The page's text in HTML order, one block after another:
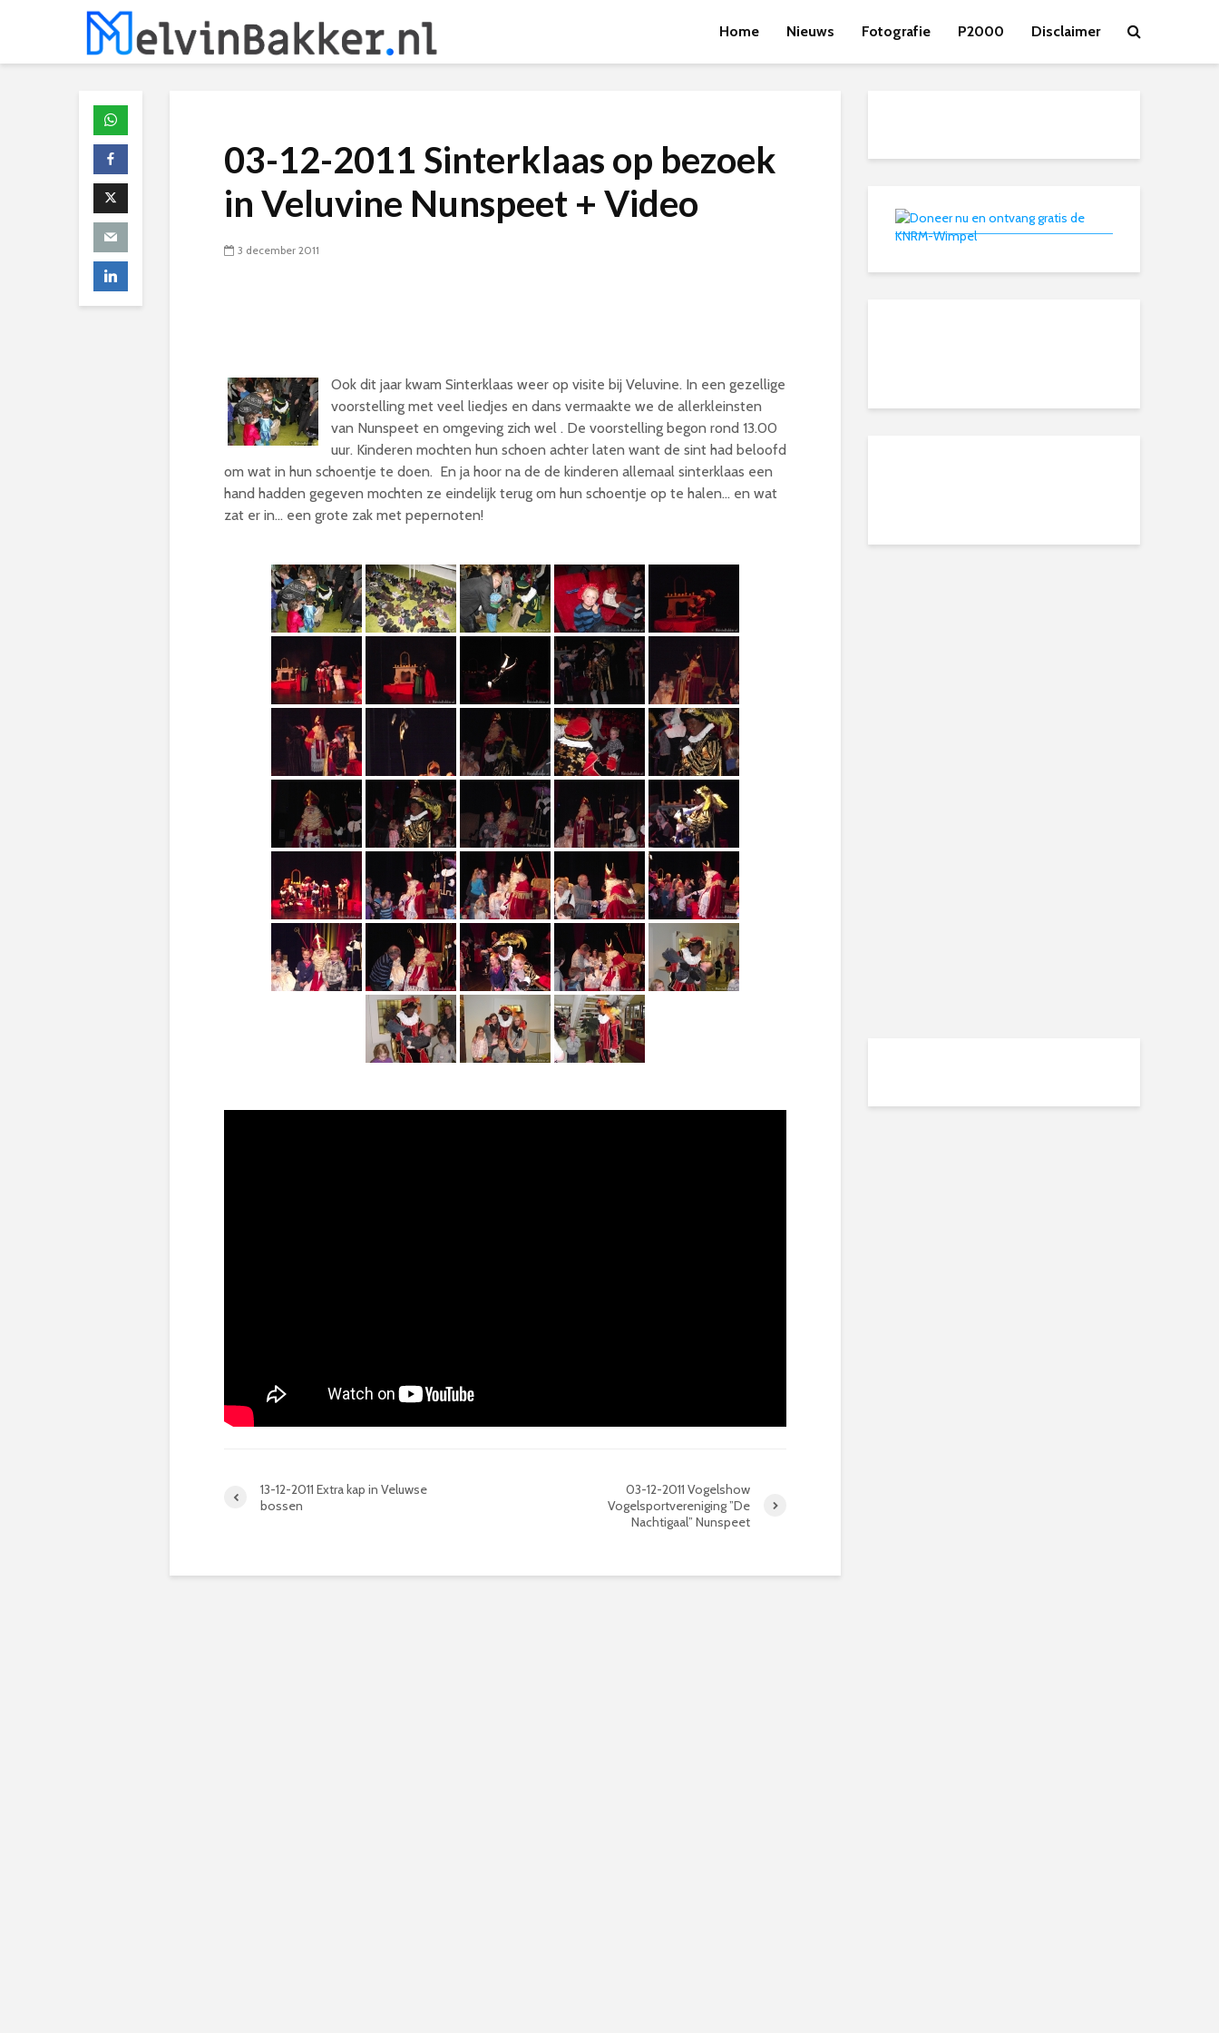
Home Nieuws Fotografie P2000 Disclaimer
03-12-2011 Sinterklaas op bezoek
in Veluvine Nunspeet + Video
3 december 2011
Ook dit jaar kwam Sinterklaas weer op visite bij Veluvine. In een gezellige
voorstelling met veel liedjes en dans vermaakte we de allerkleinsten
van Nunspeet en omgeving zich wel . De voorstelling begon rond 13.00
uur. Kinderen mochten hun schoen achter laten want de sint had beloofd
om wat in hun schoentje te doen. En ja hoor na de de kinderen allemaal sinterklaas een
hand hadden gegeven mochten ze eindelijk terug om hun schoentje op te halen… en wat
zat er in… een grote zak met pepernoten!
13-12-2011 Extra kap in Veluwse
bossen
03-12-2011 Vogelshow
Vogelsportvereniging ”De
Nachtigaal” Nunspeet